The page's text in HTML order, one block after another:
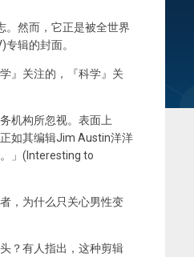
。然而，它正是被全世界
辑的封面。
』关注的，『科学』关
机构所忽视。表面上
如其编辑Jim Austin洋洋
」(Interesting to
，为什么只关心男性变
？有人指出，这种剪辑